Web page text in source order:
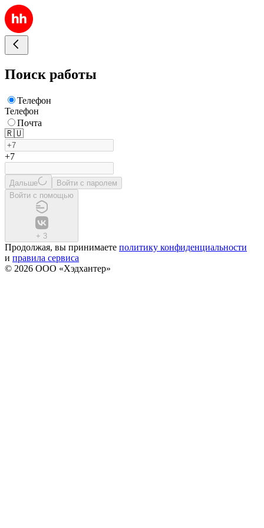
Поиск работы
Телефон
Телефон
Почта
🇷🇺
+7
Дальше
Войти с паролем
Войти с помощью
+ 3
Продолжая, вы принимаете политику конфиденциальности
и правила сервиса
© 2026 ООО «Хэдхантер»